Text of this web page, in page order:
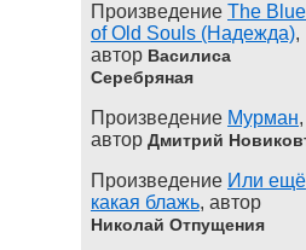
Произведение The
of Old Souls (Надежда),
автор Василиса
Серебряная
Произведение Мурман,
автор Дмитрий
Произведение Или ещё
какая блажь, автор
Николай Отпущения